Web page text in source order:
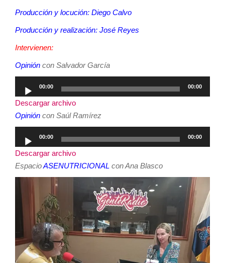
Producción y locución: Diego Calvo
Producción y realización: José Reyes
Intervienen:
Opinión con Salvador García
de
audio
00:00 00:00
Descargar archivo
Opinión con Saúl Ramírez
de
audio
00:00 00:00
Descargar archivo
EspacioASENUTRICIONAL con Ana Blasco